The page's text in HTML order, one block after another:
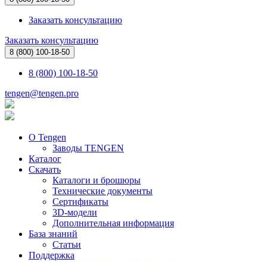
Заказать консультацию
Заказать консультацию
8 (800) 100-18-50
8 (800) 100-18-50
tengen@tengen.pro
О Tengen
Заводы TENGEN
Каталог
Скачать
Каталоги и брошюры
Технические документы
Сертификаты
3D-модели
Дополнительная информация
База знаний
Статьи
Поддержка